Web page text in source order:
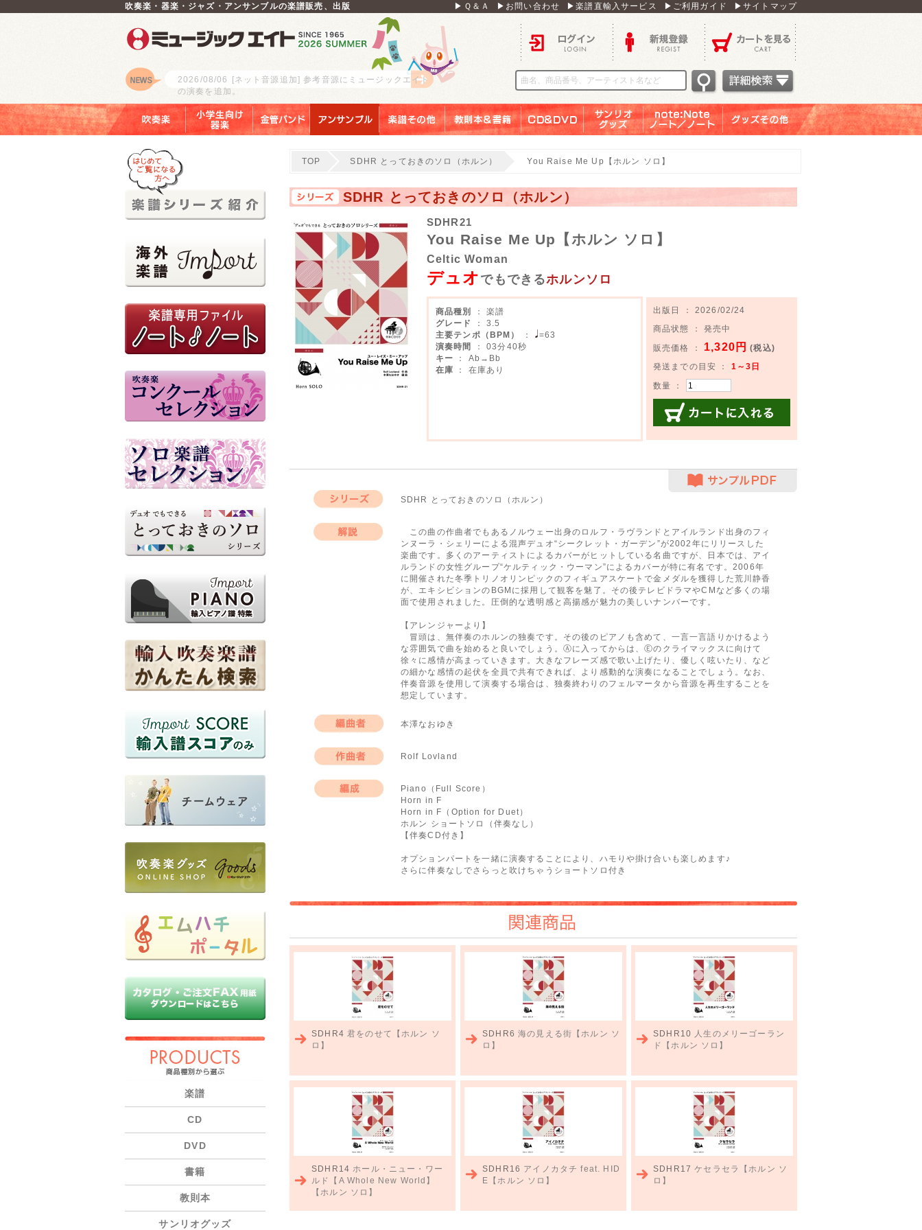
吹奏楽・器楽・ジャズ・アンサンブルの楽譜販売、出版 ▶Ｑ＆Ａ ▶お問い合わせ ▶楽譜直輸入サービス ▶ご利用ガイド ▶サイトマップ
ロゴ
2026/08/06
[ネット音源追加] 参考音源にミュージックエイト
の演奏を追加。
楽譜
CD
DVD
書籍
教則本
サンリオグッズ
TOP SDHR とっておきのソロ（ホルン） You Raise Me Up【ホルン ソロ】
SDHR とっておきのソロ（ホルン）
SDHR21
You Raise Me Up【ホルン ソロ】
Celtic Woman
デュオ でもできるホルンソロ
商品種別
： 楽譜
グレード
： 3.5
主要テンポ（BPM）
：
=63
演奏時間
： 03分40秒
キー
： Ab→Bb
在庫
： 在庫あり
出版日 ： 2026/02/24
商品状態 ： 発売中
販売価格 ： 1,320円 (税込)
発送までの目安 ： 1～3日
数量 ：
SDHR とっておきのソロ（ホルン）
この曲の作曲者でもあるノルウェー出身のロルフ・ラヴランドとアイルランド出身のフィ
ンヌーラ・シェリーによる混声デュオ“シークレット・ガーデン”が2002年にリリースした
楽曲です。多くのアーティストによるカバーがヒットしている名曲ですが、日本では、アイ
ルランドの女性グループ“ケルティック・ウーマン”によるカバーが特に有名です。2006年
に開催された冬季トリノオリンピックのフィギュアスケートで金メダルを獲得した荒川静香
が、エキシビションのBGMに採用して観客を魅了。その後テレビドラマやCMなど多くの場
面で使用されました。圧倒的な透明感と高揚感が魅力の美しいナンバーです。
【アレンジャーより】
冒頭は、無伴奏のホルンの独奏です。その後のピアノも含めて、一言一言語りかけるよう
な雰囲気で曲を始めると良いでしょう。Ⓐに入ってからは、Ⓔのクライマックスに向けて
徐々に感情が高まっていきます。大きなフレーズ感で歌い上げたり、優しく呟いたり、など
の細かな感情の起伏を全員で共有できれば、より感動的な演奏になることでしょう。なお、
伴奏音源を使用して演奏する場合は、独奏終わりのフェルマータから音源を再生することを
想定しています。
本澤なおゆき
Rolf Lovland
Piano（Full Score）
Horn in F
Horn in F（Option for Duet）
ホルン ショートソロ（伴奏なし）
【伴奏CD付き】
オプションパートを一緒に演奏することにより、ハモりや掛け合いも楽しめます♪
さらに伴奏なしでさらっと吹けちゃうショートソロ付き
関連商品
SDHR4 君をのせて【ホルン ソ
ロ】
SDHR6海の見える街【ホルン ソ
ロ】
SDHR10
人生のメリーゴーラン
ド【ホルン ソロ】
SDHR14 ホール・ニュー・ワー
ルド【A Whole New World】
【ホルン ソロ】
SDHR16 アイノカタチ feat. HID
E【ホルン ソロ】
SDHR17ケセラセラ【ホルン ソ
ロ】